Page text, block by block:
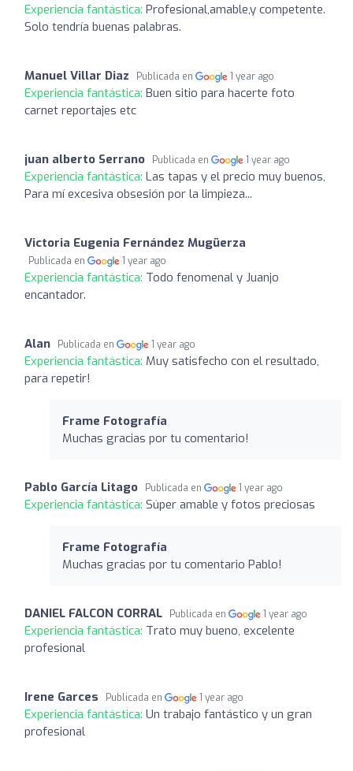
Experiencia fantástica: Profesional,amable,y competente.
Solo tendría buenas palabras.
Manuel Villar Diaz Publicada en 1 year ago
Experiencia fantástica: Buen sitio para hacerte foto
carnet reportajes etc
juan alberto Serrano Publicada en 1 year ago
Experiencia fantástica: Las tapas y el precio muy buenos,
Para mí excesiva obsesión por la limpieza...
Victoria Eugenia Fernández Mugüerza
Publicada en 1 year ago
Experiencia fantástica: Todo fenomenal y Juanjo
encantador.
Alan Publicada en 1 year ago
Experiencia fantástica: Muy satisfecho con el resultado,
para repetir!
Frame Fotografía
Muchas gracias por tu comentario!
Pablo García Litago Publicada en 1 year ago
Experiencia fantástica: Súper amable y fotos preciosas
Frame Fotografía
Muchas gracias por tu comentario Pablo!
DANIEL FALCON CORRAL Publicada en 1 year ago
Experiencia fantástica: Trato muy bueno, excelente
profesional
Irene Garces Publicada en 1 year ago
Experiencia fantástica: Un trabajo fantástico y un gran
profesional